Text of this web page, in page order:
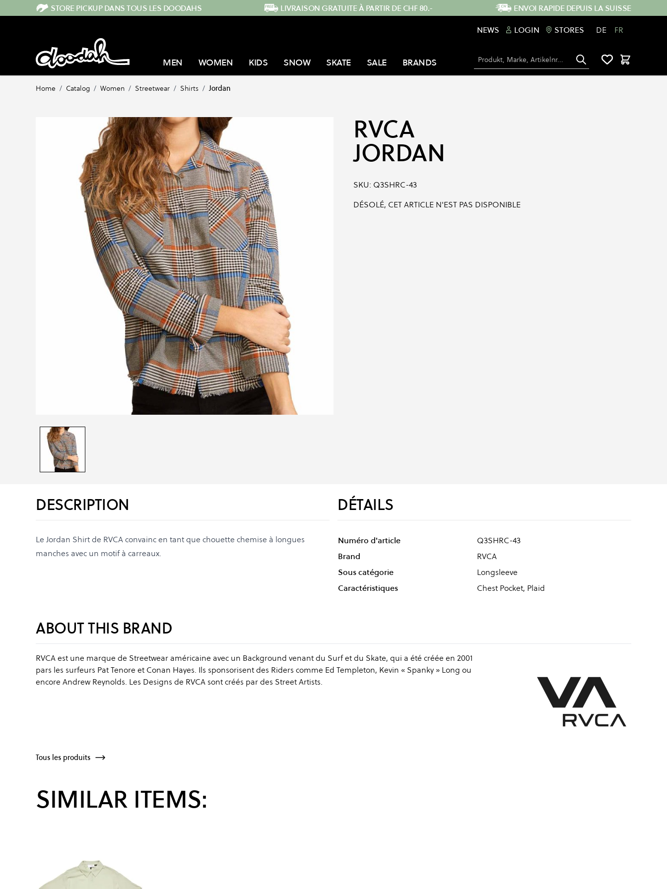
Skip to ContentSTORE PICKUP DANS TOUS LES DOODAHS LIVRAISON GRATUITE À PARTIR DE CHF 80.-
ENVOI RAPIDE DEPUIS LA SUISSE
NEWS
LOGIN STORES DE FR
MEN WOMEN KIDS SNOW SKATE SALE BRANDS Chercher Panier
Home / Catalog / Women / Streetwear / Shirts / Jordan
RVCA
JORDAN
SKU: Q3SHRC-43
DÉSOLÉ, CET ARTICLE N'EST PAS DISPONIBLE
DESCRIPTION
Le Jordan Shirt de RVCA convainc en tant que chouette chemise à longues
manches avec un motif à carreaux.
DÉTAILS
Numéro d'article
Q3SHRC-43
Brand
RVCA
Sous catégorie
Longsleeve
Caractéristiques
Chest Pocket, Plaid
ABOUT THIS BRAND
RVCA est une marque de Streetwear américaine avec un Background venant du Surf et du Skate, qui a été créée en 2001
pars les surfeurs Pat Tenore et Conan Hayes. Ils sponsorisent des Riders comme Ed Templeton, Kevin « Spanky » Long ou
encore Andrew Reynolds. Les Designs de RVCA sont créés par des Street Artists.
Tous les produits
SIMILAR ITEMS: